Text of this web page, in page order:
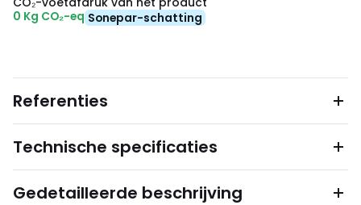
0 Kg CO₂-eq Sonepar-schatting
Referenties
Technische specificaties
Gedetailleerde beschrijving